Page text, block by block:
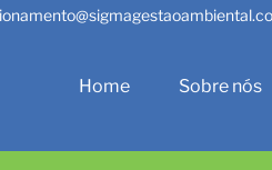
Home Sobre nós